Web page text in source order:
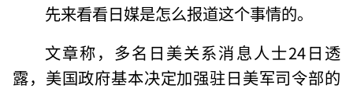
先来看看日媒是怎么报道这个事情的。
文章称，多名日美关系消息人士24日透
露，美国政府基本决定加强驻日美军司令部的